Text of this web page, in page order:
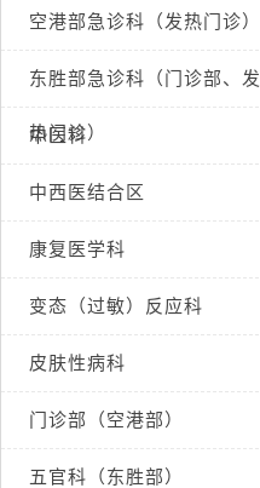
空港部急诊科（发热门诊）
东胜部急诊科（门诊部、发
热门诊）
中医科
中西医结合区
康复医学科
变态（过敏）反应科
皮肤性病科
门诊部（空港部）
五官科（东胜部）